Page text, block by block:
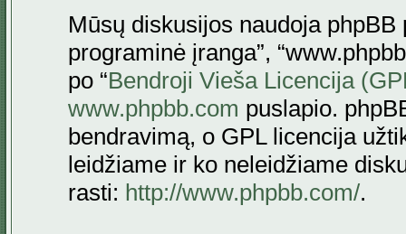
Mūsų diskusijos naudoja phpBB
programinė įranga”,
po “Bendroji Vieša Licencija
www.phpbb.com puslapio.
bendravimą, o GPL licencija
leidžiame ir ko neleidžiame
rasti: http://www.phpbb.com/.